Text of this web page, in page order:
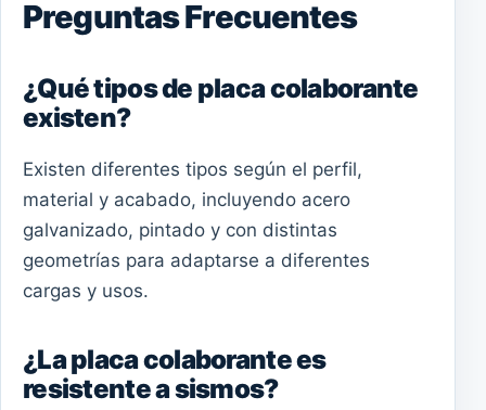
Preguntas Frecuentes
¿Qué tipos de placa colaborante
existen?
Existen diferentes tipos según el perfil,
material y acabado, incluyendo acero
galvanizado, pintado y con distintas
geometrías para adaptarse a diferentes
cargas y usos.
¿La placa colaborante es
resistente a sismos?